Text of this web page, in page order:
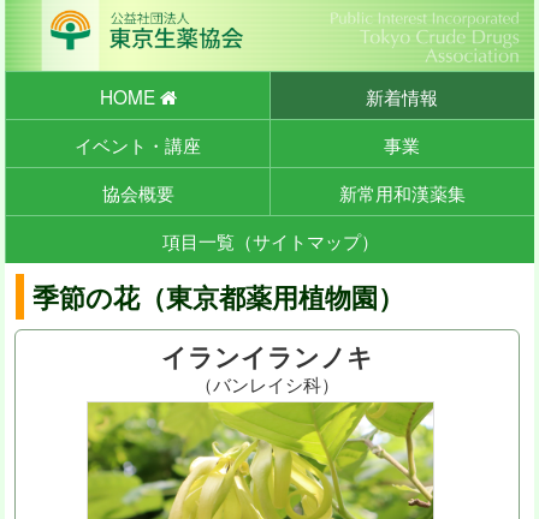
HOME
新着情報
イベント・講座
事業
協会概要
新常用和漢薬集
項目一覧（サイトマップ）
季節の花（東京都薬用植物園）
イランイランノキ
（バンレイシ科）